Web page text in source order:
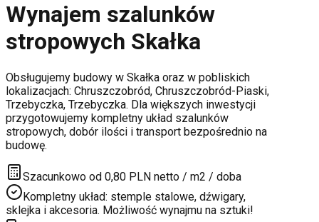
Wynajem szalunków
stropowych Skałka
Obsługujemy budowy w Skałka oraz w pobliskich
lokalizacjach: Chruszczobród, Chruszczobród-Piaski,
Trzebyczka, Trzebyczka. Dla większych inwestycji
przygotowujemy kompletny układ szalunków
stropowych, dobór ilości i transport bezpośrednio na
budowę.
Szacunkowo od 0,80 PLN netto / m2 / doba
Kompletny układ: stemple stalowe, dźwigary,
sklejka i akcesoria. Możliwość wynajmu na sztuki!